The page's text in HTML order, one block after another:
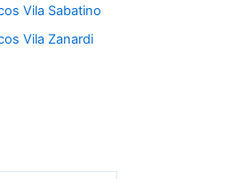
Vila Sabatino
Vila Zanardi